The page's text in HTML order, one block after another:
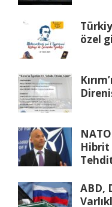
özel
Hibrit
ABD,